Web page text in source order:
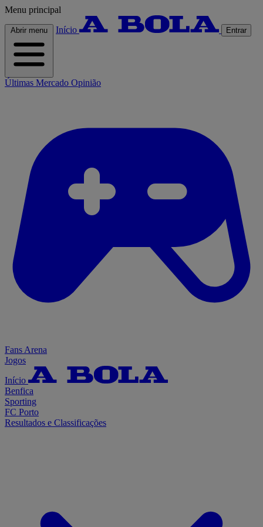
Menu principal
Abrir menu Início Entrar
Últimas Mercado Opinião
Fans Arena
Jogos
Início
Benfica
Sporting
FC Porto
Resultados e Classificações